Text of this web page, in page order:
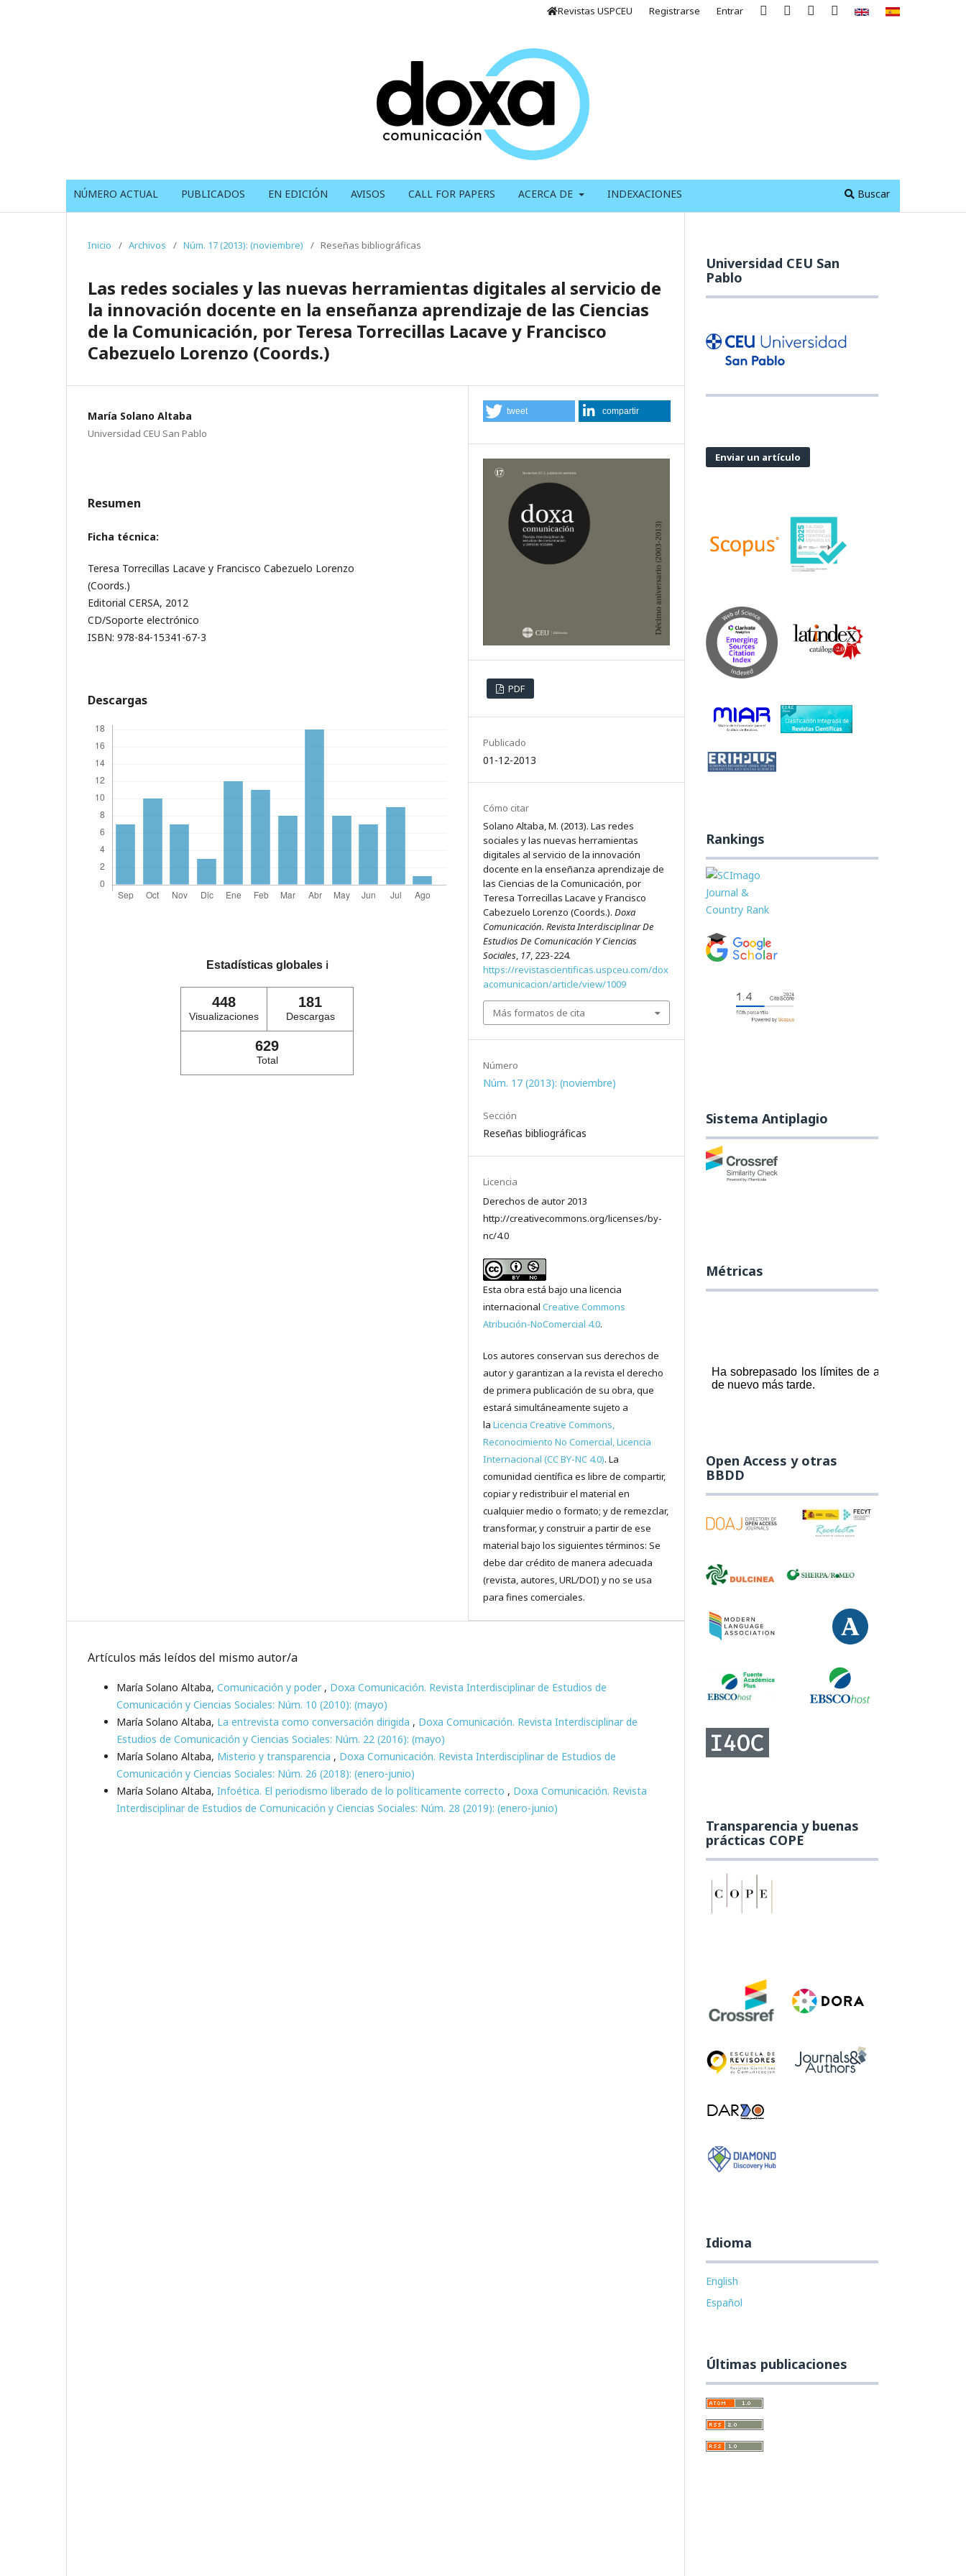
NÚMERO ACTUAL PUBLICADOS EN EDICIÓN AVISOS CALL FOR PAPERS ACERCA DE INDEXACIONES Buscar
Revistas USPCEU Registrarse Entrar
Inicio / Archivos / Núm. 17 (2013): (noviembre) / Reseñas bibliográficas
Las redes sociales y las nuevas herramientas digitales al servicio de
la innovación docente en la enseñanza aprendizaje de las Ciencias
de la Comunicación, por Teresa Torrecillas Lacave y Francisco
Cabezuelo Lorenzo (Coords.)
María Solano Altaba
Universidad CEU San Pablo
Resumen
Ficha técnica:
Teresa Torrecillas Lacave y Francisco Cabezuelo Lorenzo
(Coords.)
Editorial CERSA, 2012
CD/Soporte electrónico
ISBN: 978-84-15341-67-3
Descargas
Estadísticas globales ℹ️
448
Visualizaciones
181
Descargas
629
Total
PDF
Publicado
01-12-2013
Número
Núm. 17 (2013): (noviembre)
Sección
Reseñas bibliográficas
Licencia
Derechos de autor 2013
http://creativecommons.org/licenses/by-
nc/4.0
Esta obra está bajo una licencia
internacionalCreative Commons
Atribución-NoComercial 4.0.
Los autores conservan sus derechos de
autor y garantizan a la revista el derecho
de primera publicación de su obra, que
estará simultáneamente sujeto a
laLicencia Creative Commons,
Reconocimiento No Comercial, Licencia
Internacional (CC BY-NC 4.0). La
comunidad científica es libre de compartir,
copiar y redistribuir el material en
cualquier medio o formato; y de remezclar,
transformar, y construir a partir de ese
material bajo los siguientes términos: Se
debe dar crédito de manera adecuada
(revista, autores, URL/DOI) y no se usa
para fines comerciales.
Cómo citar
Solano Altaba, M. (2013). Las redes
sociales y las nuevas herramientas
digitales al servicio de la innovación
docente en la enseñanza aprendizaje de
las Ciencias de la Comunicación, por
Teresa Torrecillas Lacave y Francisco
Cabezuelo Lorenzo (Coords.).Doxa
Comunicación. Revista Interdisciplinar De
Estudios De Comunicación Y Ciencias
Sociales, 17, 223-224.
https://revistascientificas.uspceu.com/dox
acomunicacion/article/view/1009
Más formatos de cita
tweet compartir
Artículos más leídos del mismo autor/a
María Solano Altaba, Comunicación y poder , Doxa Comunicación. Revista Interdisciplinar de Estudios de
Comunicación y Ciencias Sociales: Núm. 10 (2010): (mayo)
María Solano Altaba, La entrevista como conversación dirigida , Doxa Comunicación. Revista Interdisciplinar de
Estudios de Comunicación y Ciencias Sociales: Núm. 22 (2016): (mayo)
María Solano Altaba, Misterio y transparencia , Doxa Comunicación. Revista Interdisciplinar de Estudios de
Comunicación y Ciencias Sociales: Núm. 26 (2018): (enero-junio)
María Solano Altaba, Infoética. El periodismo liberado de lo políticamente correcto , Doxa Comunicación. Revista
Interdisciplinar de Estudios de Comunicación y Ciencias Sociales: Núm. 28 (2019): (enero-junio)
Universidad CEU San
Pablo
Enviar un artículo
Rankings
Sistema Antiplagio
Métricas
Open Access y otras
BBDD
Transparencia y buenas
prácticas COPE
Idioma
English
Español
Últimas publicaciones